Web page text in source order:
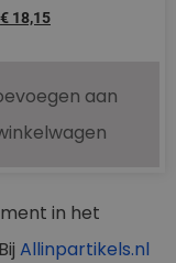
€ 18,15
aan
in het
Allinpartikels.nl